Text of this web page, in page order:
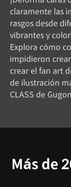
claramente las
rasgos desde
vibrantes y
Explora cómo
impidieron
crear el fan art
de ilustración
CLASS de
Más de